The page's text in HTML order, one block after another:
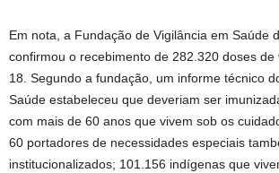
Em nota, a Fundação de Vigilância em Saúde
confirmou o recebimento de 282.320 doses de
18. Segundo a fundação, um informe técnico
Saúde estabeleceu que deveriam ser
com mais de 60 anos que vivem sob os
60 portadores de necessidades especiais
institucionalizados; 101.156 indígenas que